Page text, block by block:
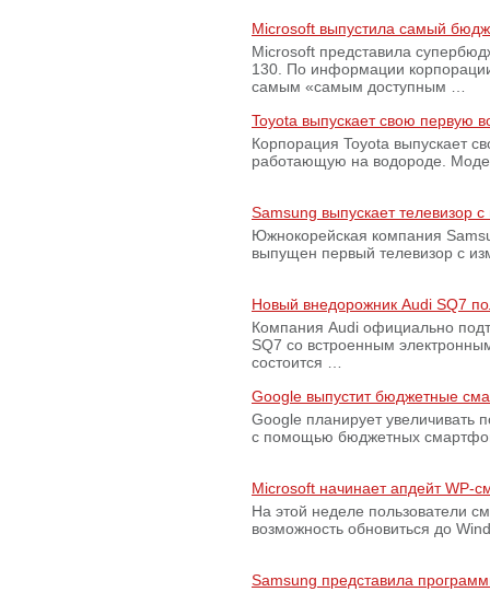
Microsoft выпустила самый
Microsoft представила
130. По информации
самым «самым доступным …
Toyota выпускает свою первую
Корпорация Toyota выпускает
работающую на водороде.
Samsung выпускает телевизор
Южнокорейская компания
выпущен первый телевизор с
Новый внедорожник Audi SQ7
Компания Audi официально
SQ7 со встроенным
состоится …
Google выпустит бюджетные
Google планирует увеличивать
с помощью бюджетных
Microsoft начинает апдейт WP-
На этой неделе пользователи
возможность обновиться до
Samsung представила